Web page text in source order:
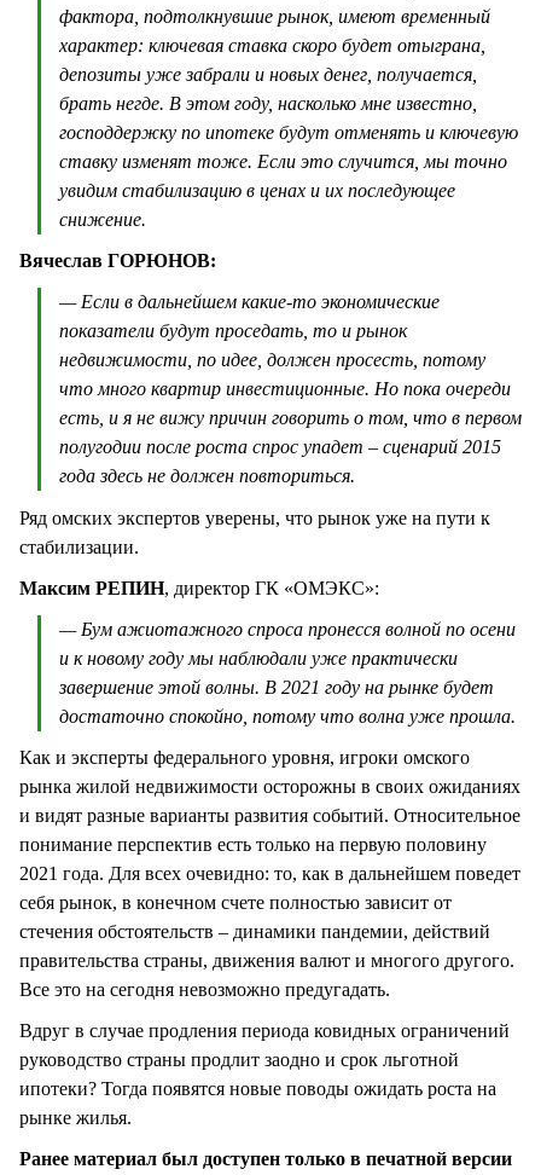
фактора, подтолкнувшие рынок, имеют временный
характер: ключевая ставка скоро будет отыграна,
депозиты уже забрали и новых денег, получается,
брать негде. В этом году, насколько мне известно,
господдержку по ипотеке будут отменять и ключевую
ставку изменят тоже. Если это случится, мы точно
увидим стабилизацию в ценах и их последующее
снижение.
Вячеслав ГОРЮНОВ:
— Если в дальнейшем какие-то экономические
показатели будут проседать, то и рынок
недвижимости, по идее, должен просесть, потому
что много квартир инвестиционные. Но пока очереди
есть, и я не вижу причин говорить о том, что в первом
полугодии после роста спрос упадет – сценарий 2015
года здесь не должен повториться.
Ряд омских экспертов уверены, что рынок уже на пути к
стабилизации.
Максим РЕПИН, директор ГК «ОМЭКС»:
— Бум ажиотажного спроса пронесся волной по осени
и к новому году мы наблюдали уже практически
завершение этой волны. В 2021 году на рынке будет
достаточно спокойно, потому что волна уже прошла.
Как и эксперты федерального уровня, игроки омского
рынка жилой недвижимости осторожны в своих ожиданиях
и видят разные варианты развития событий. Относительное
понимание перспектив есть только на первую половину
2021 года. Для всех очевидно: то, как в дальнейшем поведет
себя рынок, в конечном счете полностью зависит от
стечения обстоятельств – динамики пандемии, действий
правительства страны, движения валют и многого другого.
Все это на сегодня невозможно предугадать.
Вдруг в случае продления периода ковидных ограничений
руководство страны продлит заодно и срок льготной
ипотеки? Тогда появятся новые поводы ожидать роста на
рынке жилья.
Ранее материал был доступен только в печатной версии